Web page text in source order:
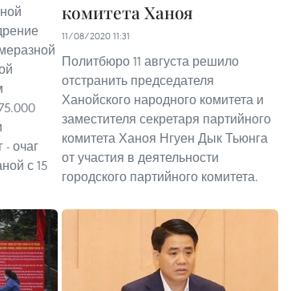
- очаг
с 15
комитета Ханоя
11/08/2020 11:31
Политбюро 11 августа решило
отстранить председателя
Ханойского народного комитета и
заместителя секретаря партийного
комитета Ханоя Нгуен Дык Тьюнга
от участия в деятельности
городского партийного комитета.